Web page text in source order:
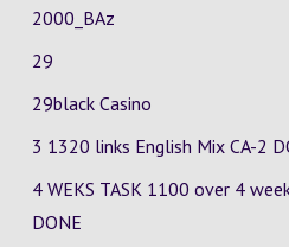
2000_BAz
29
29black Casino
3 1320 links English Mix CA-2
4 WEKS TASK 1100 over 4
DONE